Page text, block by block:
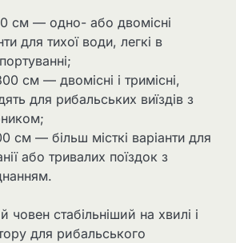
см — одно- або двомісні
для тихої води, легкі в
см — двомісні і тримісні,
для рибальських виїздів з
см — більш місткі варіанти для
або тривалих поїздок з
стабільніший на хвилі і
для рибальського